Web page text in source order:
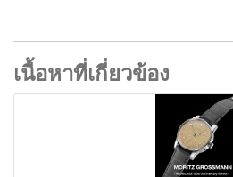
เนื้อหาที่เกี่ยวข้อง